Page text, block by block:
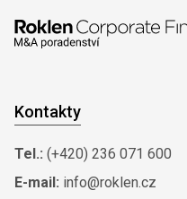
Kontakty
Tel.: (+420) 236 071 600
E-mail: info@roklen.cz